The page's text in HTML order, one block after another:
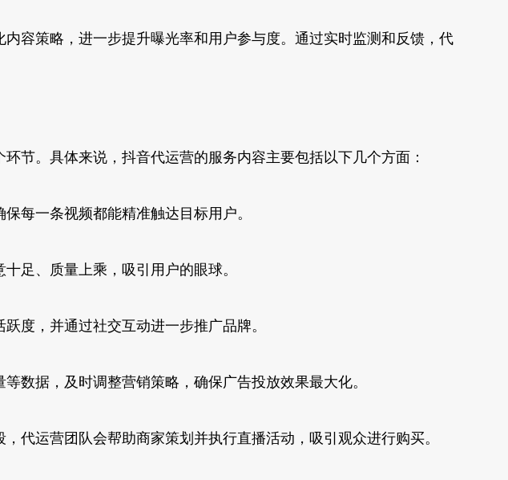
容策略，进一步提升曝光率和用户参与度。通过实时监测和反馈，代
节。具体来说，抖音代运营的服务内容主要包括以下几个方面：
每一条视频都能精准触达目标用户。
足、质量上乘，吸引用户的眼球。
度，并通过社交互动进一步推广品牌。
数据，及时调整营销策略，确保广告投放效果最大化。
代运营团队会帮助商家策划并执行直播活动，吸引观众进行购买。